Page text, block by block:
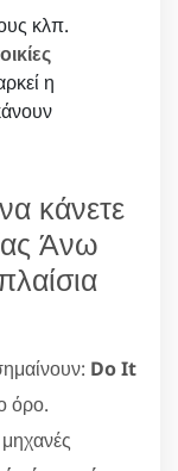
κλπ.
η
κάνετε
Άνω
Do It
όρο.